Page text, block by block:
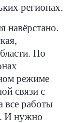
регионах.
навёрстано.
По
режиме
связи с
все работы
И нужно